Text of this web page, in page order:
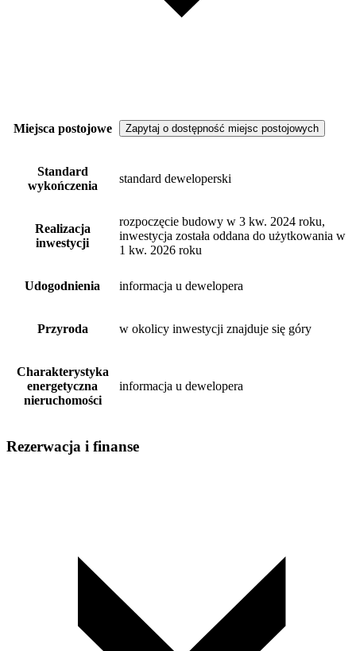
Miejsca postojowe Zapytaj o dostępność miejsc postojowych
Standard
wykończenia
standard deweloperski
Realizacja
inwestycji
rozpoczęcie budowy w 3 kw. 2024 roku,
inwestycja została oddana do użytkowania w
1 kw. 2026 roku
Udogodnienia informacja u dewelopera
Przyroda w okolicy inwestycji znajduje się góry
Charakterystyka
energetyczna
nieruchomości
informacja u dewelopera
Rezerwacja i finanse